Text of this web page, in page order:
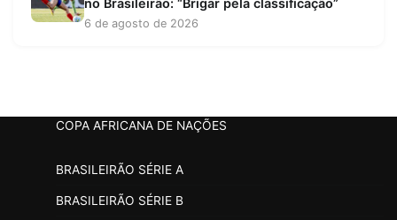
no Brasileirão: “Brigar pela classificação”
6 de agosto de 2026
COPA AFRICANA DE NAÇÕES
BRASILEIRÃO SÉRIE A
BRASILEIRÃO SÉRIE B